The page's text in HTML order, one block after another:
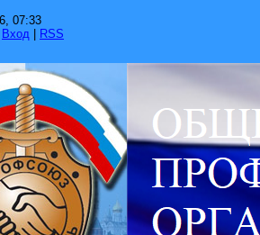
07:33
Вход RSS